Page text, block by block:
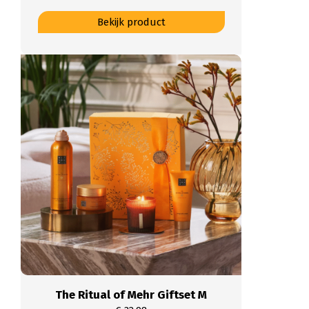
Dit
meerdere
variaties.
Deze
optie
kan
gekozen
worden
op
de
productpagina
Bekijk product
The Ritual of Mehr Giftset M